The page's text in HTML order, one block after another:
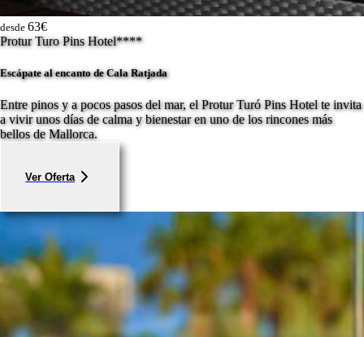
desde 63€
Protur Turo Pins Hotel****
Escápate al encanto de Cala Ratjada
Entre pinos y a pocos pasos del mar, el Protur Turó Pins Hotel te invita
a vivir unos días de calma y bienestar en uno de los rincones más
bellos de Mallorca.
Ver Oferta